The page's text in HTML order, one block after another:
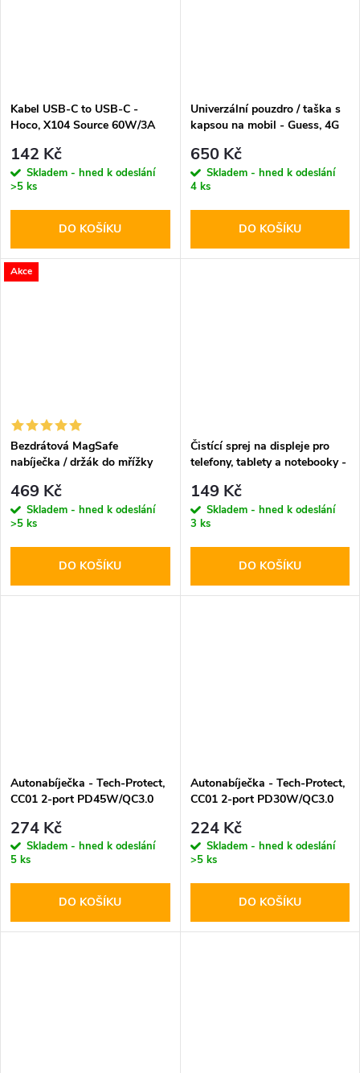
Kabel USB-C to USB-C -
Hoco, X104 Source 60W/3A
142 Kč
Skladem - hned k odeslání
>5 ks
DO KOŠÍKU
Univerzální pouzdro / taška s
kapsou na mobil - Guess, 4G
650 Kč
Skladem - hned k odeslání
4 ks
DO KOŠÍKU
Akce
Bezdrátová MagSafe
nabíječka / držák do mřížky
Ultrafast
469 Kč
Skladem - hned k odeslání
>5 ks
DO KOŠÍKU
Čistící sprej na displeje pro
telefony, tablety a notebooky -
200ml
149 Kč
Skladem - hned k odeslání
3 ks
DO KOŠÍKU
Autonabíječka - Tech-Protect,
CC01 2-port PD45W/QC3.0
274 Kč
Skladem - hned k odeslání
5 ks
DO KOŠÍKU
Autonabíječka - Tech-Protect,
CC01 2-port PD30W/QC3.0
224 Kč
Skladem - hned k odeslání
>5 ks
DO KOŠÍKU